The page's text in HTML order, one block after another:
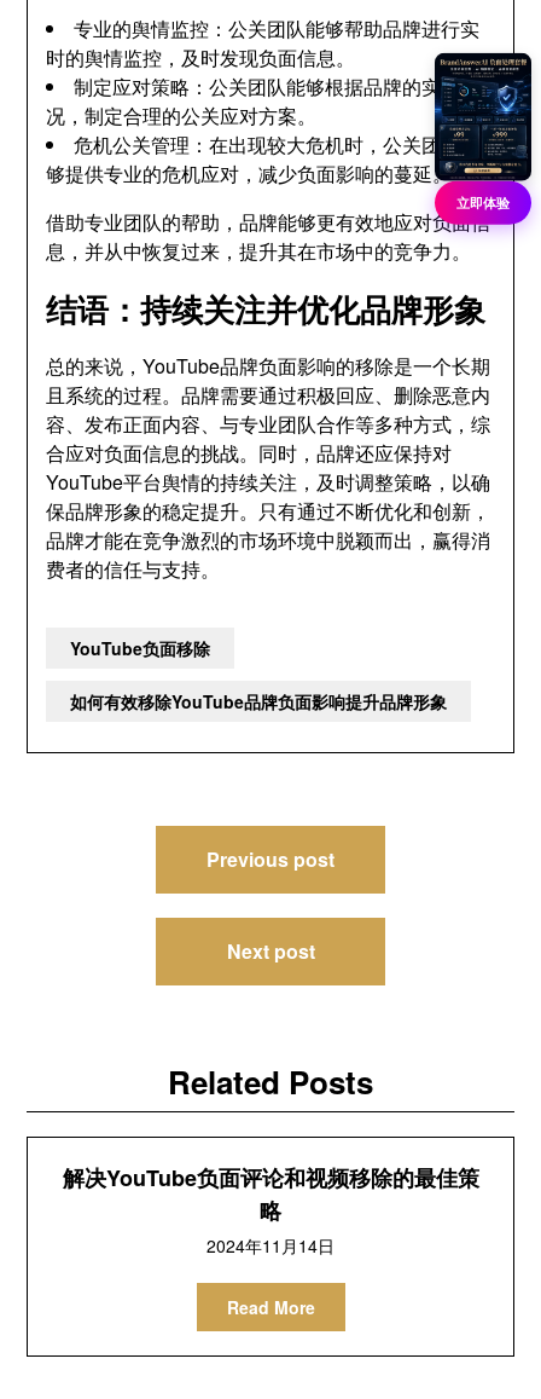
专业的舆情监控：公关团队能够帮助品牌进行实
时的舆情监控，及时发现负面信息。
制定应对策略：公关团队能够根据品牌的实际情
况，制定合理的公关应对方案。
危机公关管理：在出现较大危机时，公关团队能
够提供专业的危机应对，减少负面影响的蔓延。
借助专业团队的帮助，品牌能够更有效地应对负面信
息，并从中恢复过来，提升其在市场中的竞争力。
结语：持续关注并优化品牌形象
总的来说，YouTube品牌负面影响的移除是一个长期
且系统的过程。品牌需要通过积极回应、删除恶意内
容、发布正面内容、与专业团队合作等多种方式，综
合应对负面信息的挑战。同时，品牌还应保持对
YouTube平台舆情的持续关注，及时调整策略，以确
保品牌形象的稳定提升。只有通过不断优化和创新，
品牌才能在竞争激烈的市场环境中脱颖而出，赢得消
费者的信任与支持。
YouTube负面移除
如何有效移除YouTube品牌负面影响提升品牌形象
Previous post
Next post
Related Posts
解决YouTube负面评论和视频移除的最佳策
略
2024年11月14日
Read More
立即体验